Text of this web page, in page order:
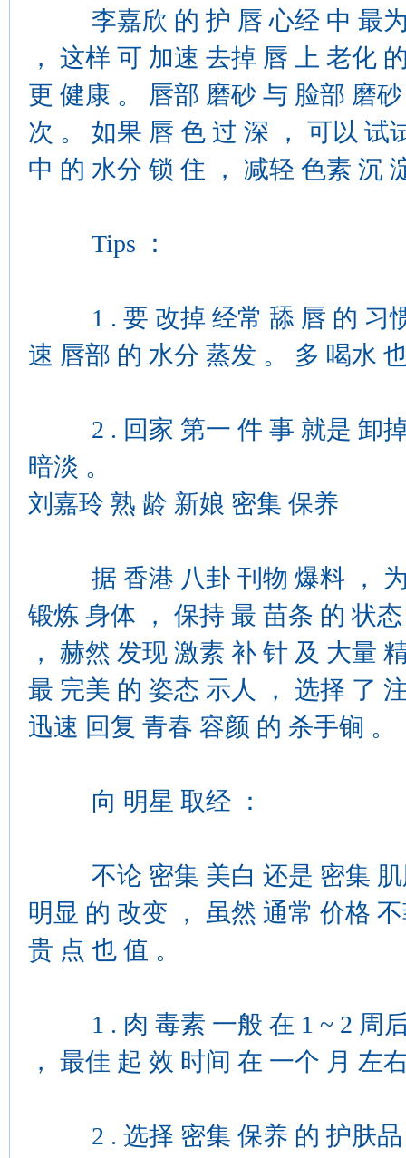
李嘉欣 的 护 唇 心经 中 最为
， 这样 可 加速 去掉 唇 上 老化
更 健康 。 唇部 磨砂 与 脸部 磨
次 。 如果 唇 色 过 深 ， 可以 试
中 的 水分 锁 住 ， 减轻 色素 沉
Tips ：
1 . 要 改掉 经常 舔 唇 的 习惯
速 唇部 的 水分 蒸发 。 多 喝水
2 . 回家 第一 件 事 就是 卸掉
暗淡 。
刘嘉玲 熟 龄 新娘 密集 保养
据 香港 八卦 刊物 爆料 ， 为
锻炼 身体 ， 保持 最 苗条 的 状
， 赫然 发现 激素 补 针 及 大量
最 完美 的 姿态 示人 ， 选择 了
迅速 回复 青春 容颜 的 杀手锏 。
向 明星 取经 ：
不论 密集 美白 还是 密集 肌
明显 的 改变 ， 虽然 通常 价格
贵 点 也 值 。
1 . 肉 毒素 一般 在 1 ~ 2 周后
， 最佳 起 效 时间 在 一个 月 左
2 . 选择 密集 保养 的 护肤品